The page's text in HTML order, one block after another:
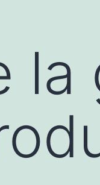
la